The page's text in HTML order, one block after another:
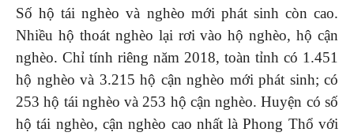
Số hộ tái nghèo và nghèo mới phát sinh còn cao.
Nhiều hộ thoát nghèo lại rơi vào hộ nghèo, hộ cận
nghèo. Chỉ tính riêng năm 2018, toàn tỉnh có 1.451
hộ nghèo và 3.215 hộ cận nghèo mới phát sinh; có
253 hộ tái nghèo và 253 hộ cận nghèo. Huyện có số
hộ tái nghèo, cận nghèo cao nhất là Phong Thổ với